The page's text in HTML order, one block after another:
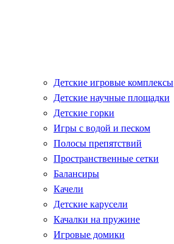
Детские игровые комплексы
Детские научные площадки
Детские горки
Игры с водой и песком
Полосы препятствий
Пространственные сетки
Балансиры
Качели
Детские карусели
Качалки на пружине
Игровые домики